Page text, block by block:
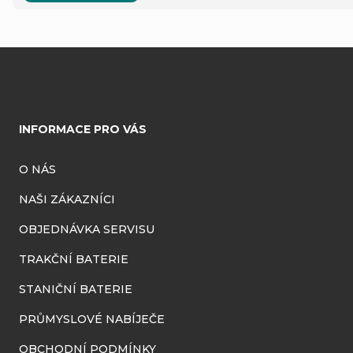
INFORMACE PRO VÁS
O NÁS
NAŠI ZÁKAZNÍCI
OBJEDNÁVKA SERVISU
TRAKČNÍ BATERIE
STANIČNÍ BATERIE
PRŮMYSLOVÉ NABÍJEČE
OBCHODNÍ PODMÍNKY